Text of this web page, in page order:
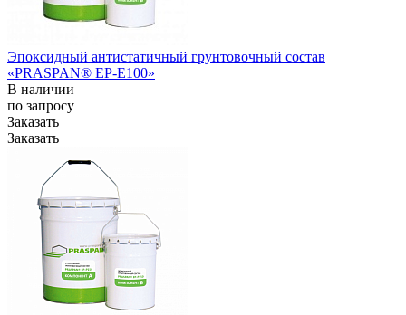
Эпоксидный антистатичный грунтовочный состав
«PRASPAN® ЕР-E100»
В наличии
по запросу
Заказать
Заказать